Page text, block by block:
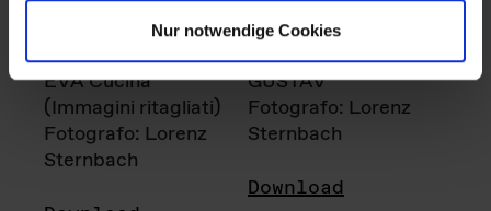
Nur notwendige Cookies
EVA Cucina
(Immagini ritagliati)
Fotografo: Lorenz
Sternbach
GUSTAV
Fotografo: Lorenz
Sternbach
Download